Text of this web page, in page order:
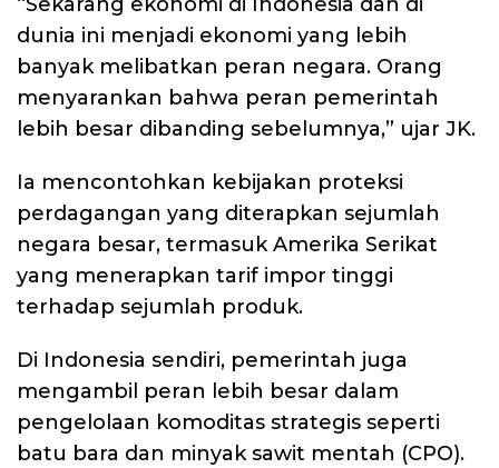
dunia ini menjadi ekonomi yang lebih
banyak melibatkan peran negara. Orang
menyarankan bahwa peran pemerintah
lebih besar dibanding sebelumnya,” ujar JK.
Ia mencontohkan kebijakan proteksi
perdagangan yang diterapkan sejumlah
negara besar, termasuk Amerika Serikat
yang menerapkan tarif impor tinggi
terhadap sejumlah produk.
Di Indonesia sendiri, pemerintah juga
mengambil peran lebih besar dalam
pengelolaan komoditas strategis seperti
batu bara dan minyak sawit mentah (CPO).